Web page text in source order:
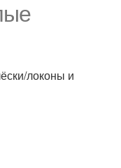
локоны и